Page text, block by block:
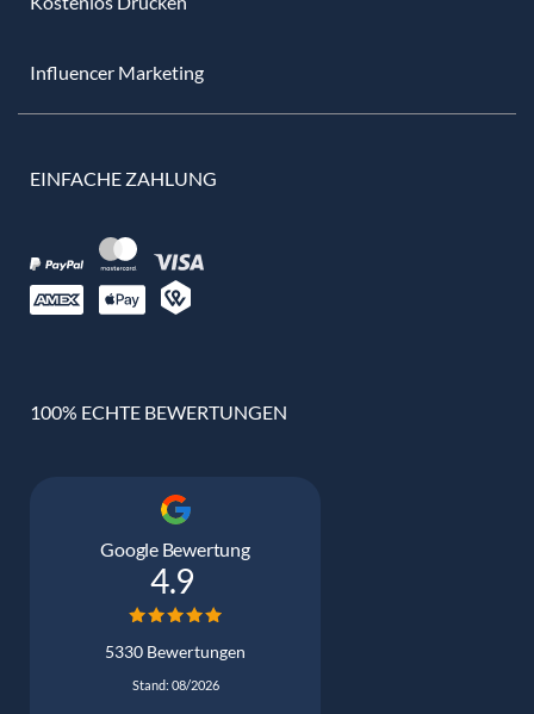
Influencer Marketing
EINFACHE ZAHLUNG
100% ECHTE BEWERTUNGEN
Google Bewertung
4.9
5330 Bewertungen
Stand: 08/2026